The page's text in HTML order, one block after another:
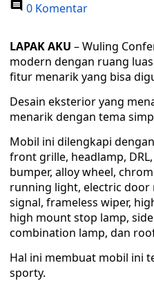
0 Komentar
LAPAK AKU – Wuling
modern dengan ruang
fitur menarik yang bisa
Desain eksterior yang
menarik dengan tema
Mobil ini dilengkapi
front grille, headlamp,
bumper, alloy wheel,
running light, electric
signal, frameless wiper,
high mount stop lamp,
combination lamp, dan
Hal ini membuat mobil ini
sporty.